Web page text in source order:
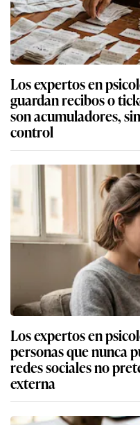
Los expertos en
guardan recibos o
son acumuladores,
control
Los expertos en
personas que nunca
redes sociales no
externa